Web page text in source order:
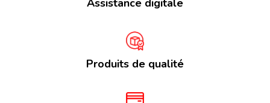
Assistance digitale
Produits de qualité